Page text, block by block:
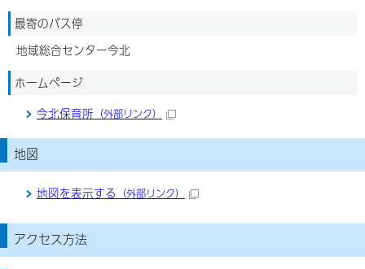
最寄のバス停
地域総合センター今北
ホームページ
今北保育所 （外部リンク）
地図
地図を表示する （外部リンク）
アクセス方法